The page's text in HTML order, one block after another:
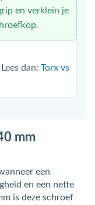
en verklein je
dan: Torx vs
mm
een
en een nette
is deze schroef